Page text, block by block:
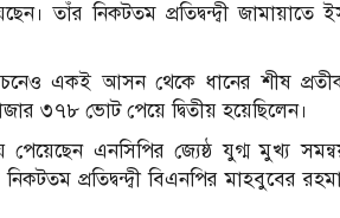
তাঁর নিকটতম প্রতিদ্বন্দ্বী জামায়াতে
একই আসন থেকে ধানের শীষ প্রতীক
৩৭৮ ভোট পেয়ে দ্বিতীয় হয়েছিলেন।
এনসিপির জ্যেষ্ঠ যুগ্ম মুখ্য
প্রতিদ্বন্দ্বী বিএনপির মাহবুবের